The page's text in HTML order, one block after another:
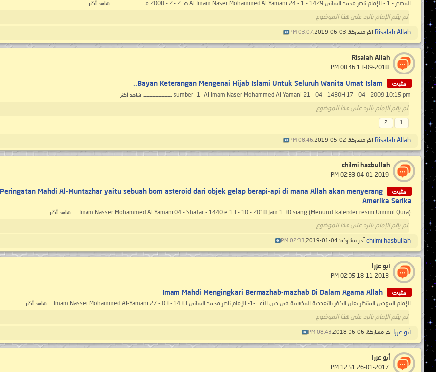
المصدر - 1 - الإمام ناصر محمد اليماني Al Imam Naser Mohammed Al Yamani 24 - 1 - 1429 هـ 2 - 2 - 2008 مـ ــــــــــــــــــــ شاهد أكثر
لم يقم الإمام بالرد على هذا الموضوع
Risalah Allah آخر مشاركة: 03-06-2019, 03:07 PM
Risalah Allah
مثبت Bayan Keterangan Mengenai Hijab Islami Untuk Seluruh Wanita Umat Islam..
sumber -1- Al Imam Naser Mohammed Al Yamani 21 – 04 – 1430H 17 – 04 – 2009 10:15 pm ـــــــــــــــــــ شاهد أكثر
لم يقم الإمام بالرد على هذا الموضوع
1
2
Risalah Allah آخر مشاركة: 02-05-2019, 08:46 PM
chilmi hasbullah
مثبت
Peringatan Mahdi Al-Muntazhar yaitu sebuah bom asteroid dari objek gelap berapi-api di mana Allah akan menyerang
Amerika Serika
Imam Nasser Mohammed Al Yamani 04 - Shafar - 1440 e 13 - 10 - 2018 Jam 1:30 siang (Menurut kalender resmi Ummul Qura) ... شاهد أكثر
لم يقم الإمام بالرد على هذا الموضوع
chilmi hasbullah آخر مشاركة: 04-01-2019, 02:33 PM
أبو عزرا
مثبت Imam Mahdi Mengingkari Bermazhab-mazhab Di Dalam Agama Allah
الإمام المهدي المنتظر يعلن الكفر بالتعددية المذهبية في دين الله.. -1- الإمام ناصر محمد اليماني Imam Nasser Mohammed Al-Yamani 27 - 03 - 1433... شاهد أكثر
لم يقم الإمام بالرد على هذا الموضوع
أبو عزرا آخر مشاركة: 06-06-2018, 08:43 PM
أبو عزرا